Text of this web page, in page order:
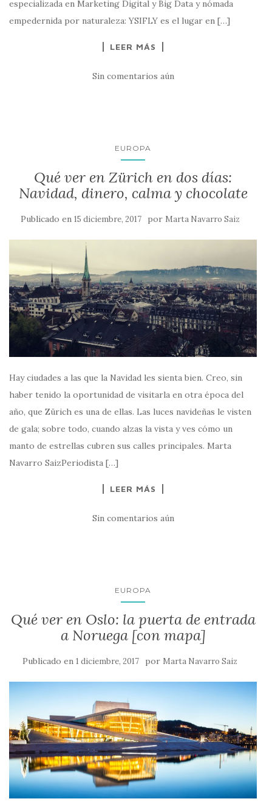
especializada en Marketing Digital y Big Data y nómada
empedernida por naturaleza: YSIFLY es el lugar en […]
LEER MÁS
Sin comentarios aún
EUROPA
Qué ver en Zürich en dos días:
Navidad, dinero, calma y chocolate
Publicado en 15 diciembre, 2017 por Marta Navarro Saiz
Hay ciudades a las que la Navidad les sienta bien. Creo, sin
haber tenido la oportunidad de visitarla en otra época del
año, que Zürich es una de ellas. Las luces navideñas le visten
de gala; sobre todo, cuando alzas la vista y ves cómo un
manto de estrellas cubren sus calles principales. Marta
Navarro SaizPeriodista […]
LEER MÁS
Sin comentarios aún
EUROPA
Qué ver en Oslo: la puerta de entrada
a Noruega [con mapa]
Publicado en 1 diciembre, 2017 por Marta Navarro Saiz